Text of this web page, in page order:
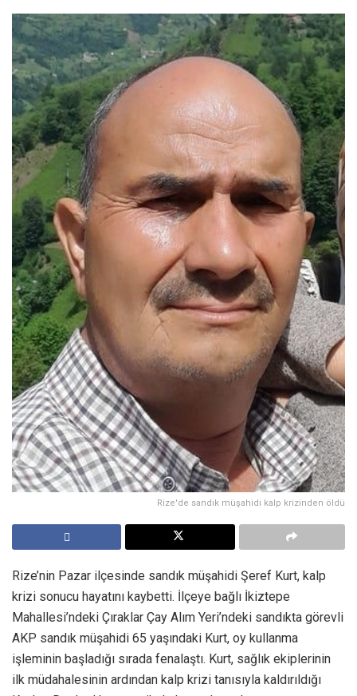
Rize'de sandık müşahidi kalp krizinden öldü
Rize’nin Pazar ilçesinde sandık müşahidi Şeref Kurt, kalp
krizi sonucu hayatını kaybetti. İlçeye bağlı İkiztepe
Mahallesi’ndeki Çıraklar Çay Alım Yeri’ndeki sandıkta görevli
AKP sandık müşahidi 65 yaşındaki Kurt, oy kullanma
işleminin başladığı sırada fenalaştı. Kurt, sağlık ekiplerinin
ilk müdahalesinin ardından kalp krizi tanısıyla kaldırıldığı